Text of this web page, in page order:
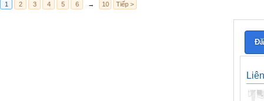
1 2 3 4 5 6 → 10 Tiếp >